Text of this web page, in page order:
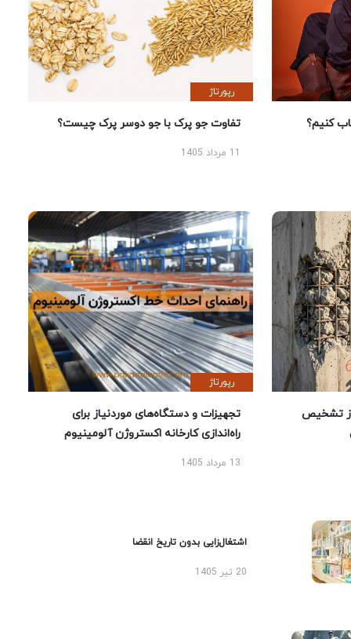
کنیم؟
رپورتاژ
تفاوت جو پرک با جو دوسر پرک چیست؟
تشخیص
رپورتاژ
تجهیزات و دستگاه‌های موردنیاز برای
راه‌اندازی کارخانه اکستروژن آلومینیوم
13 مرداد 1405
اشتغال‌زایی بدون تاریخ انقضا
20 تیر 1405